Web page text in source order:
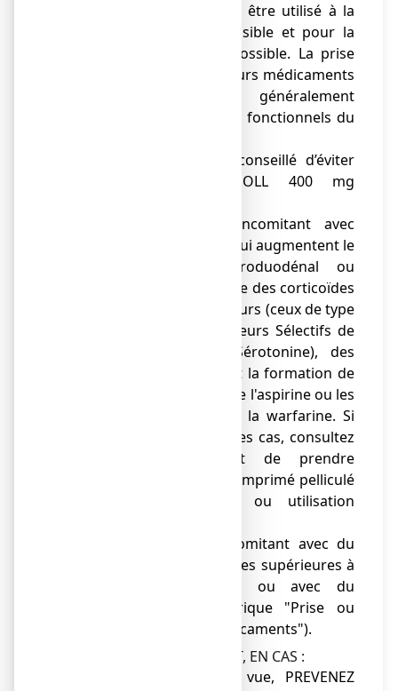
comprimé pelliculé doit être utilisé à la
dose la plus faible possible et pour la
durée la plus courte possible. La prise
concomitante de plusieurs médicaments
anti-douleur, peut généralement
conduire à des troubles fonctionnels du
● de varicelle. Il est conseillé d’éviter
l’utilisation d’IBUPRADOLL 400 mg
● de traitement concomitant avec
d'autres médicaments qui augmentent le
risque d'ulcère gastroduodénal ou
hémorragie, par exemple des corticoïdes
oraux, des antidépresseurs (ceux de type
ISRS, c'est-à-dire Inhibiteurs Sélectifs de
la Recapture de la Sérotonine), des
médicaments prévenant la formation de
caillots sanguins tels que l'aspirine ou les
anticoagulants tels que la warfarine. Si
vous êtes dans un de ces cas, consultez
votre médecin avant de prendre
IBUPRADOLL 400 mg, comprimé pelliculé
(voir rubrique "Prise ou utilisation
● de traitement concomitant avec du
méthotrexate à des doses supérieures à
20 mg par semaine ou avec du
pémétrexed (voir rubrique "Prise ou
utilisation d'autres médicaments").
AU COURS DU TRAITEMENT, EN CAS :
● de troubles de la vue, PREVENEZ